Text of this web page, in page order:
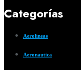
Categorías
Aerolíneas
Aeronautica